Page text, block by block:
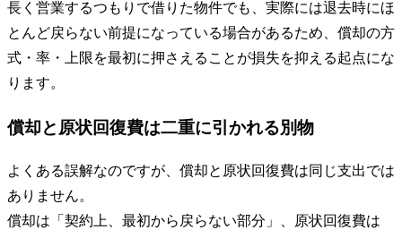
長く営業するつもりで借りた物件でも、実際には退去時にほ
とんど戻らない前提になっている場合があるため、償却の方
式・率・上限を最初に押さえることが損失を抑える起点にな
ります。
償却と原状回復費は二重に引かれる別物
よくある誤解なのですが、償却と原状回復費は同じ支出では
ありません。
償却は「契約上、最初から戻らない部分」、原状回復費は